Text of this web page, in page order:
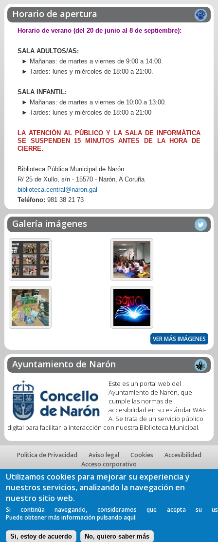
Horario de apertura
Horario de verano (del 20 de junio al 8 de septiembre):
SALA ADULTOS/AS:
► Mañanas: de martes a viernes de 9:00 a 14:00.
► Tardes: lunes y miércoles de 18:00 a 21:00.
SALA INFANTIL:
► Mañanas: de martes a viernes de 10:00 a 13:00.
► Tardes: lunes y miércoles de 18:00 a 21:00
LA ATENCIÓN AL PÚBLICO Y LA SALA DE INFORMÁTICA
SE SUSPENDEN 15 MINUTOS ANTES DE LA HORA DE
CIERRE.
Biblioteca Pública Municipal de Narón.
R/ 25 de Xullo, s/n - 15570 - Narón, A Coruña
biblioteca.central@naron.gal
Teléfono: 981 38 21 73
Galería imágenes
VER MÁS IMÁGENES
Ayuntamiento de Narón
Este es un portal web del
Ayuntamiento de Narón, que
cumple las normas de
accesibilidad en su estándar WAI-
A. Se trata de un servicio público
digital para facilitar la interacción con nuestra Biblioteca Municipal.
Política de Privacidad Aviso legal Cookies
Accesibilidad
Acceso corporativo
Utilizamos cookies para mejorar su experiencia y
nuestros servicios, analizando la navegación en
nuestro sitio web.
Si continúa navegando, consideramos que acepta su
Puede obtener más información pulsando aquí:
Si, estoy de acuerdo No, quiero saber más